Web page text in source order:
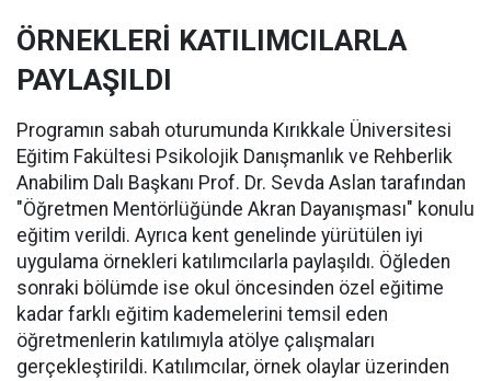
ÖRNEKLERİ KATILIMCILARLA
PAYLAŞILDI
Programın sabah oturumunda Kırıkkale Üniversitesi
Eğitim Fakültesi Psikolojik Danışmanlık ve Rehberlik
Anabilim Dalı Başkanı Prof. Dr. Sevda Aslan tarafından
"Öğretmen Mentörlüğünde Akran Dayanışması" konulu
eğitim verildi. Ayrıca kent genelinde yürütülen iyi
uygulama örnekleri katılımcılarla paylaşıldı. Öğleden
sonraki bölümde ise okul öncesinden özel eğitime
kadar farklı eğitim kademelerini temsil eden
öğretmenlerin katılımıyla atölye çalışmaları
gerçekleştirildi. Katılımcılar, örnek olaylar üzerinden